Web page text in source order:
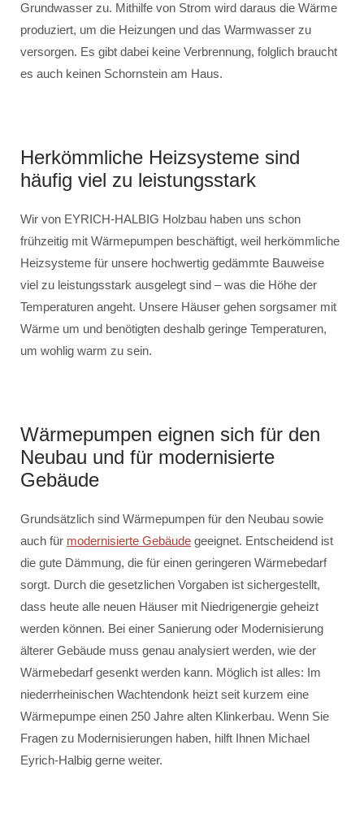
Grundwasser zu. Mithilfe von Strom wird daraus die Wärme
produziert, um die Heizungen und das Warmwasser zu
versorgen. Es gibt dabei keine Verbrennung, folglich braucht
es auch keinen Schornstein am Haus.
Herkömmliche Heizsysteme sind
häufig viel zu leistungsstark
Wir von EYRICH-HALBIG Holzbau haben uns schon
frühzeitig mit Wärmepumpen beschäftigt, weil herkömmliche
Heizsysteme für unsere hochwertig gedämmte Bauweise
viel zu leistungsstark ausgelegt sind – was die Höhe der
Temperaturen angeht. Unsere Häuser gehen sorgsamer mit
Wärme um und benötigten deshalb geringe Temperaturen,
um wohlig warm zu sein.
Wärmepumpen eignen sich für den
Neubau und für modernisierte
Gebäude
Grundsätzlich sind Wärmepumpen für den Neubau sowie
auch für modernisierte Gebäude geeignet. Entscheidend ist
die gute Dämmung, die für einen geringeren Wärmebedarf
sorgt. Durch die gesetzlichen Vorgaben ist sichergestellt,
dass heute alle neuen Häuser mit Niedrigenergie geheizt
werden können. Bei einer Sanierung oder Modernisierung
älterer Gebäude muss genau analysiert werden, wie der
Wärmebedarf gesenkt werden kann. Möglich ist alles: Im
niederrheinischen Wachtendonk heizt seit kurzem eine
Wärmepumpe einen 250 Jahre alten Klinkerbau. Wenn Sie
Fragen zu Modernisierungen haben, hilft Ihnen Michael
Eyrich-Halbig gerne weiter.